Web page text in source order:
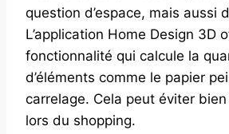
question d’espace, mais aussi
L’application Home Design 3D
fonctionnalité qui calcule la
d’éléments comme le papier
carrelage. Cela peut éviter
lors du shopping.